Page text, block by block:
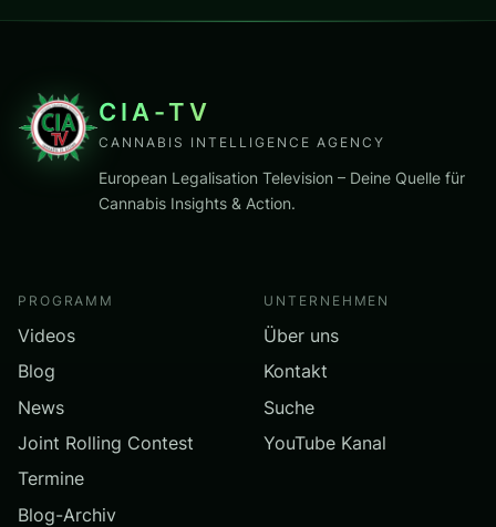
CIA-TV
CANNABIS INTELLIGENCE AGENCY
European Legalisation Television – Deine Quelle für
Cannabis Insights & Action.
PROGRAMM
Videos
Blog
News
Joint Rolling Contest
Termine
Blog-Archiv
UNTERNEHMEN
Über uns
Kontakt
Suche
YouTube Kanal